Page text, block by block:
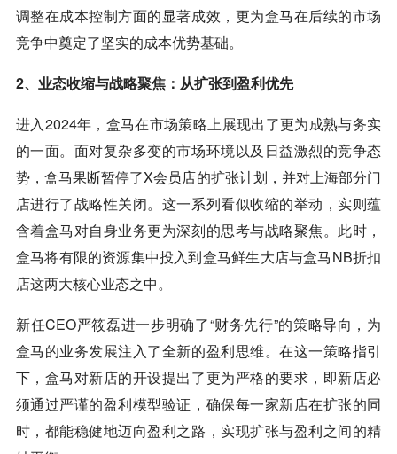
调整在成本控制方面的显著成效，更为盒马在后续的市场
竞争中奠定了坚实的成本优势基础。
2、业态收缩与战略聚焦：从扩张到盈利优先
进入2024年，盒马在市场策略上展现出了更为成熟与务实
的一面。面对复杂多变的市场环境以及日益激烈的竞争态
势，盒马果断暂停了X会员店的扩张计划，并对上海部分门
店进行了战略性关闭。这一系列看似收缩的举动，实则蕴
含着盒马对自身业务更为深刻的思考与战略聚焦。此时，
盒马将有限的资源集中投入到盒马鲜生大店与盒马NB折扣
店这两大核心业态之中。
新任CEO严筱磊进一步明确了“财务先行”的策略导向，为
盒马的业务发展注入了全新的盈利思维。在这一策略指引
下，盒马对新店的开设提出了更为严格的要求，即新店必
须通过严谨的盈利模型验证，确保每一家新店在扩张的同
时，都能稳健地迈向盈利之路，实现扩张与盈利之间的精